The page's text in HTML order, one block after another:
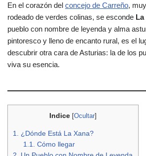
En el corazón del concejo de Carreño,
rodeado de verdes colinas, se esconde La
pueblo con nombre de leyenda y alma
pintoresco y lleno de encanto rural, es el
descubrir otra cara de Asturias: la de los
viva su esencia.
Indice [Ocultar]
1.
¿Dónde Está La Xana?
1.1.
Cómo llegar